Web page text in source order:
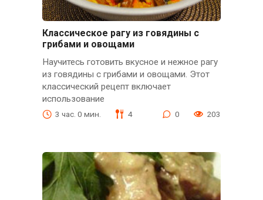
Классическое рагу из говядины с
грибами и овощами
Научитесь готовить вкусное и нежное рагу
из говядины с грибами и овощами. Этот
классический рецепт включает
использование
3 час. 0 мин. 4 0 203